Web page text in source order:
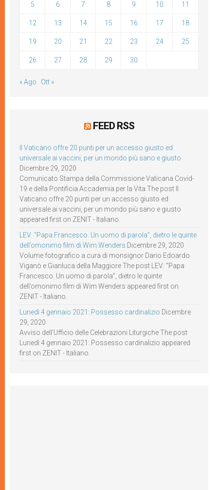
5 6 7 8 9 10 11
12 13 14 15 16 17 18
19 20 21 22 23 24 25
26 27 28 29 30
« Ago Ott »
FEED RSS
Il Vaticano offre 20 punti per un accesso giusto ed
universale ai vaccini, per un mondo più sano e giusto
Dicembre 29, 2020
Comunicato Stampa della Commissione Vaticana Covid-
19 e della Pontificia Accademia per la Vita The post Il
Vaticano offre 20 punti per un accesso giusto ed
universale ai vaccini, per un mondo più sano e giusto
appeared first on ZENIT - Italiano.
LEV: “Papa Francesco. Un uomo di parola”, dietro le quinte
dell’omonimo film di Wim Wenders Dicembre 29, 2020
Volume fotografico a cura di monsignor Dario Edoardo
Viganò e Gianluca della Maggiore The post LEV: “Papa
Francesco. Un uomo di parola”, dietro le quinte
dell’omonimo film di Wim Wenders appeared first on
ZENIT - Italiano.
Lunedì 4 gennaio 2021: Possesso cardinalizio Dicembre
29, 2020
Avviso dell’Ufficio delle Celebrazioni Liturgiche The post
Lunedì 4 gennaio 2021: Possesso cardinalizio appeared
first on ZENIT - Italiano.